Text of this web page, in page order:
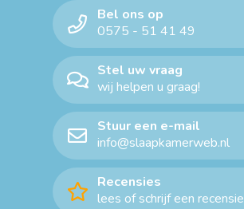
Bel ons op
0575 - 51 41 49
Stel uw vraag
wij helpen u graag!
Stuur een e-mail
info@slaapkamerweb.nl
Recensies
lees of schrijf een recensie